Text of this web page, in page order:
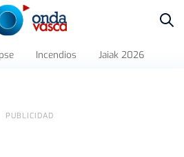
Incendios Jaiak 2026